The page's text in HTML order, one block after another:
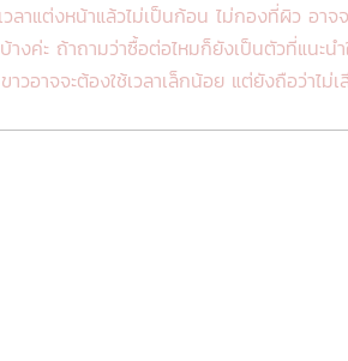
วลาแต่งหน้าแล้วไม่เป็นก้อน ไม่กองที่ผิว อา
งค่ะ ถ้าถามว่าซื้อต่อไหมก็ยังเป็นตัวที่แนะน
วอาจจะต้องใช้เวลาเล็กน้อย แต่ยังถือว่าไม่